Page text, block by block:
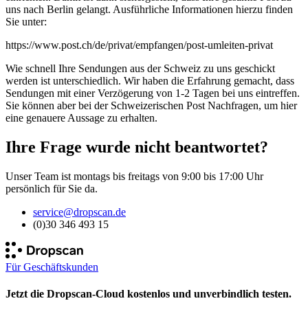
uns nach Berlin gelangt. Ausführliche Informationen hierzu finden
Sie unter:
https://www.post.ch/de/privat/empfangen/post-umleiten-privat
Wie schnell Ihre Sendungen aus der Schweiz zu uns geschickt
werden ist unterschiedlich. Wir haben die Erfahrung gemacht, dass
Sendungen mit einer Verzögerung von 1-2 Tagen bei uns eintreffen.
Sie können aber bei der Schweizerischen Post Nachfragen, um hier
eine genauere Aussage zu erhalten.
Ihre Frage wurde nicht beantwortet?
Unser Team ist montags bis freitags von 9:00 bis 17:00 Uhr
persönlich für Sie da.
service@dropscan.de
(0)30 346 493 15
Für Geschäftskunden
Jetzt die Dropscan-Cloud kostenlos und unverbindlich testen.